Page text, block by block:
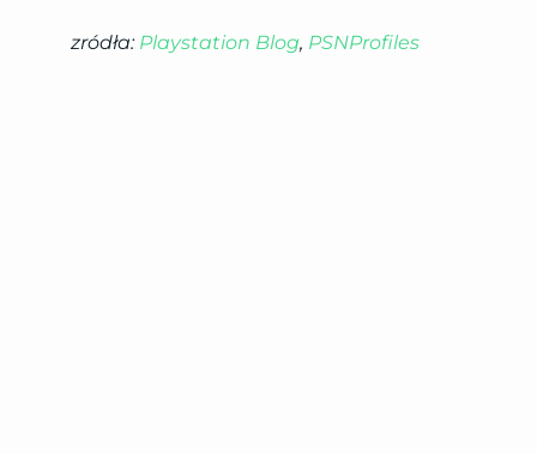
zródła: Playstation Blog, PSNProfiles